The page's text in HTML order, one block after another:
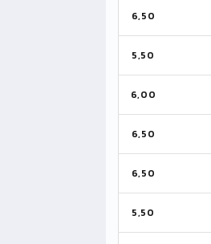
6,50
5,50
6,00
6,50
6,50
5,50